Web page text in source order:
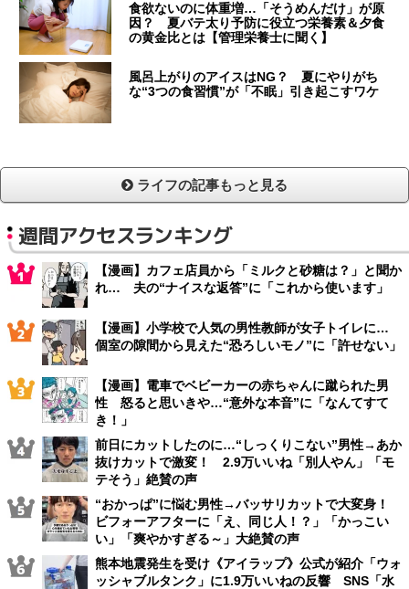
食欲ないのに体重増…「そうめんだけ」が原
因？ 夏バテ太り予防に役立つ栄養素＆夕食
の黄金比とは【管理栄養士に聞く】
風呂上がりのアイスはNG？ 夏にやりがち
な“3つの食習慣”が「不眠」引き起こすワケ
ライフの記事もっと見る
週間アクセスランキング
【漫画】カフェ店員から「ミルクと砂糖は？」と聞か
れ… 夫の“ナイスな返答”に「これから使います」
【漫画】小学校で人気の男性教師が女子トイレに…
個室の隙間から見えた“恐ろしいモノ”に「許せない」
【漫画】電車でベビーカーの赤ちゃんに蹴られた男
性 怒ると思いきや…“意外な本音”に「なんてすて
き！」
前日にカットしたのに…“しっくりこない”男性→あか
抜けカットで激変！ 2.9万いいね「別人やん」「モ
テそう」絶賛の声
“おかっぱ”に悩む男性→バッサリカットで大変身！
ビフォーアフターに「え、同じ人！？」「かっこい
い」「爽やかすぎる～」大絶賛の声
熊本地震発生を受け《アイラップ》公式が紹介「ウォ
ッシャブルタンク」に1.9万いいねの反響 SNS「水